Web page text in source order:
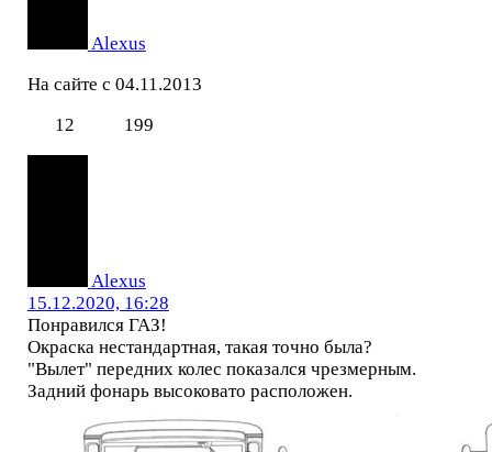
Alexus
На сайте с 04.11.2013
12
199
Alexus
15.12.2020, 16:28
Понравился ГАЗ!
Окраска нестандартная, такая точно была?
"Вылет" передних колес показался чрезмерным.
Задний фонарь высоковато расположен.